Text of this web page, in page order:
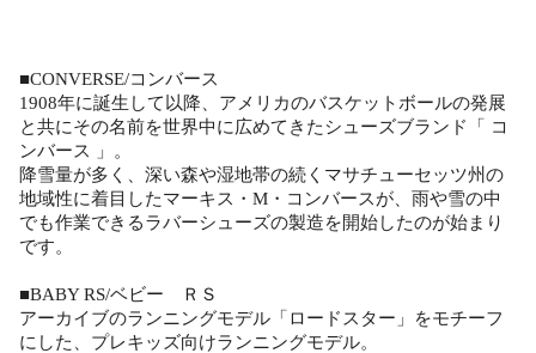
■CONVERSE/コンバース
1908年に誕生して以降、アメリカのバスケットボールの発展
と共にその名前を世界中に広めてきたシューズブランド「 コ
ンバース 」。
降雪量が多く、深い森や湿地帯の続くマサチューセッツ州の
地域性に着目したマーキス・M・コンバースが、雨や雪の中
でも作業できるラバーシューズの製造を開始したのが始まり
です。
■BABY RS/ベビー ＲＳ
アーカイブのランニングモデル「ロードスター」をモチーフ
にした、プレキッズ向けランニングモデル。